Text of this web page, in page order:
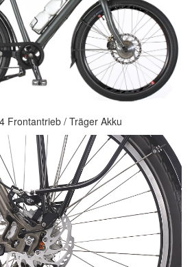
Frontantrieb / Träger Akku